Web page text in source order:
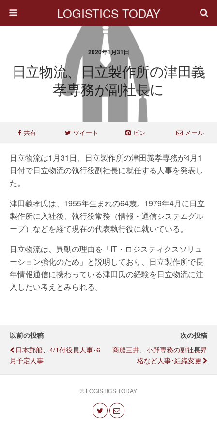
LOGISTICS TODAY
2020年1月31日
日立物流、日立製作所の津田義
孝専務が副社長に
共有 ツイート ピン メール
日立物流は1月31日、日立製作所の津田義孝専務が4月1
日付で日立物流の執行役副社長に就任する人事を発表し
た。
津田義孝氏は、1955年生まれの64歳。1979年4月に日立
製作所に入社後、執行役常務（情報・通信システムグル
ープ）などを経て現在の代表執行役に就いている。
日立物流は、異動の理由を「IT・ロジスティクスソリュ
ーション強化のため」と説明しており、日立製作所で長
年情報通信に携わっている津田氏の経験を日立物流に注
入したい考えとみられる。
以前の投稿
日本郵船、4/1付役員人事･6
月予定人事
次の投稿
商船三井、小野専務の副社長昇
格など人事･組織変更
© LOGISTICS TODAY